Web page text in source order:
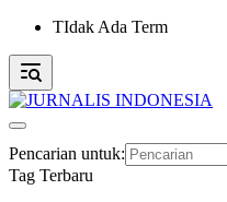
TIdak Ada Term
Pencarian untuk:
Tag Terbaru